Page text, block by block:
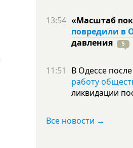
13:54 «Масштаб
повредили в
давления
5
11:51 В Одессе
работу
ликвидации
Все новости →